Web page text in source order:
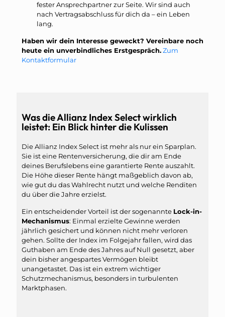
fester Ansprechpartner zur Seite. Wir sind auch
nach Vertragsabschluss für dich da – ein Leben
lang.
Haben wir dein Interesse geweckt? Vereinbare noch
heute ein unverbindliches Erstgespräch.Zum
Kontaktformular
Was die Allianz Index Select wirklich
leistet: Ein Blick hinter die Kulissen
Die Allianz Index Select ist mehr als nur ein Sparplan.
Sie ist eine Rentenversicherung, die dir am Ende
deines Berufslebens eine garantierte Rente auszahlt.
Die Höhe dieser Rente hängt maßgeblich davon ab,
wie gut du das Wahlrecht nutzt und welche Renditen
du über die Jahre erzielst.
Ein entscheidender Vorteil ist der sogenannte Lock-in-
Mechanismus: Einmal erzielte Gewinne werden
jährlich gesichert und können nicht mehr verloren
gehen. Sollte der Index im Folgejahr fallen, wird das
Guthaben am Ende des Jahres auf Null gesetzt, aber
dein bisher angespartes Vermögen bleibt
unangetastet. Das ist ein extrem wichtiger
Schutzmechanismus, besonders in turbulenten
Marktphasen.